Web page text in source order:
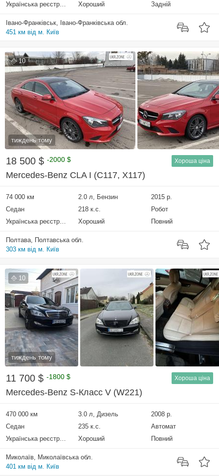
Українська реєстрація
Хороший Задній
Івано-Франківськ, Івано-Франківська обл.
451 км від м. Київ
10
тиждень тому
18 500 $ -2000 $ Хороша ціна
Mercedes-Benz CLA I (C117, X117)
74 000 км 2.0 л, Бензин
2015 р.
Седан
218 к.с.
Робот
Українська реєстрація
Хороший Повний
Полтава, Полтавська обл.
303 км від м. Київ
10
тиждень тому
11 700 $ -1800 $ Хороша ціна
Mercedes-Benz S-Класс V (W221)
470 000 км 3.0 л, Дизель
2008 р.
Седан
235 к.с.
Автомат
Українська реєстрація
Хороший Повний
Миколаїв, Миколаївська обл.
401 км від м. Київ